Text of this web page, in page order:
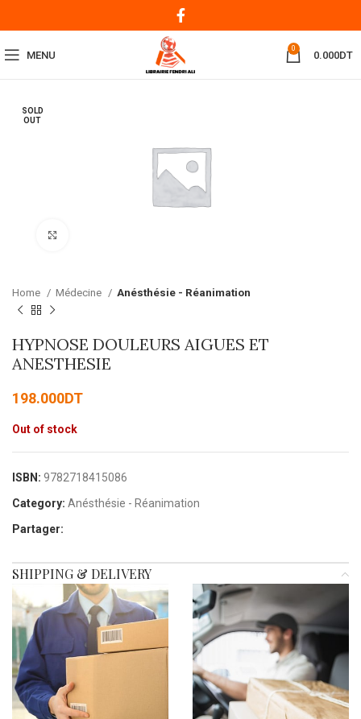
MENU
0
0.000DT
SOLD
OUT
Home Médecine Anésthésie - Réanimation
HYPNOSE DOULEURS AIGUES ET
ANESTHESIE
198.000DT
Out of stock
ISBN: 9782718415086
Category: Anésthésie - Réanimation
Partager:
SHIPPING & DELIVERY